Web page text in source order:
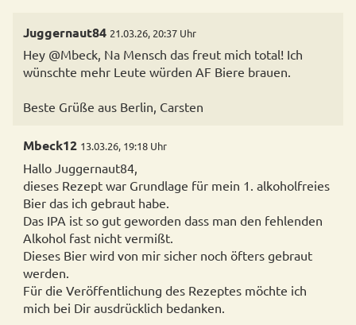
Juggernaut84 21.03.26, 20:37 Uhr
Hey @Mbeck, Na Mensch das freut mich total! Ich
wünschte mehr Leute würden AF Biere brauen.
Beste Grüße aus Berlin, Carsten
Mbeck12 13.03.26, 19:18 Uhr
Hallo Juggernaut84,
dieses Rezept war Grundlage für mein 1. alkoholfreies
Bier das ich gebraut habe.
Das IPA ist so gut geworden dass man den fehlenden
Alkohol fast nicht vermißt.
Dieses Bier wird von mir sicher noch öfters gebraut
werden.
Für die Veröffentlichung des Rezeptes möchte ich
mich bei Dir ausdrücklich bedanken.